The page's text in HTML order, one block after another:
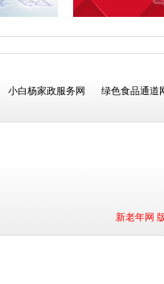
小白杨家政服务网 绿色食品通道
新老年网